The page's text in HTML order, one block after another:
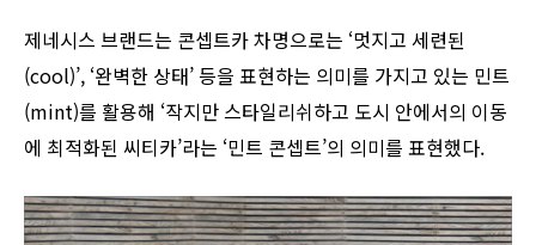
제네시스 브랜드는 콘셉트카 차명으로는 ‘멋지고 세련된
(cool)’, ‘완벽한 상태’ 등을 표현하는 의미를 가지고 있는 민트
(mint)를 활용해 ‘작지만 스타일리쉬하고 도시 안에서의 이동
에 최적화된 씨티카’라는 ‘민트 콘셉트’의 의미를 표현했다.